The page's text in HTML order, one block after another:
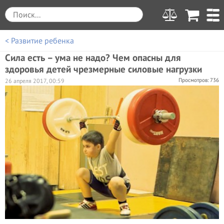
< Развитие ребенка
Сила есть – ума не надо? Чем опасны для
здоровья детей чрезмерные силовые нагрузки
Просмотров: 736
26 апреля 2017, 00:59